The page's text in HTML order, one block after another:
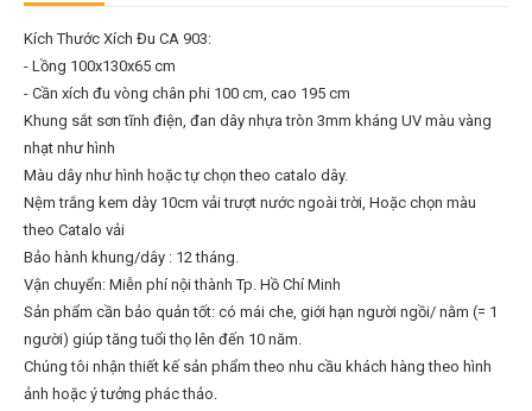
Kích Thước Xích Đu CA 903:
- Lồng 100x130x65 cm
- Cần xích đu vòng chân phi 100 cm, cao 195 cm
Khung sắt sơn tĩnh điện, đan dây nhựa tròn 3mm kháng UV màu vàng
nhạt như hình
Màu dây như hình hoặc tự chọn theo catalo dây.
Nệm trắng kem dày 10cm vải trượt nước ngoài trời, Hoặc chọn màu
theo Catalo vải
Bảo hành khung/dây : 12 tháng.
Vận chuyển: Miễn​ p​hí nội thành​ Tp. Hồ Chí Minh
Sản phẩm cần bảo quản tốt: có mái che, giới hạn người ngồi/ nằm (= 1
người) giúp tăng tuổi thọ lên đến 10 năm.
Chúng tôi nhận thiết kế sản phẩm theo nhu cầu khách hàng theo hình
ảnh hoặc ý tưởng phác thảo.